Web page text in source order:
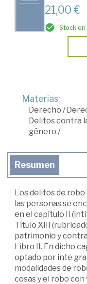
21,00 €
Stock
Materias:
Derecho /
Delitos contra
género /
Resumen
Los delitos de
las personas se
en el capítulo II
Título XIII
patrimonio y
Libro II. En dicho
optado por inte
modalidades de
cosas y el robo